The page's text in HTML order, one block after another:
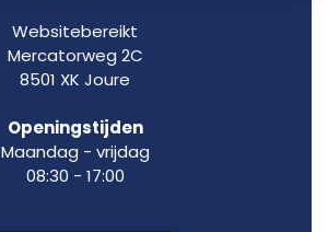
Websitebereikt
Mercatorweg 2C
8501 XK Joure
Openingstijden
Maandag - vrijdag
08:30 - 17:00